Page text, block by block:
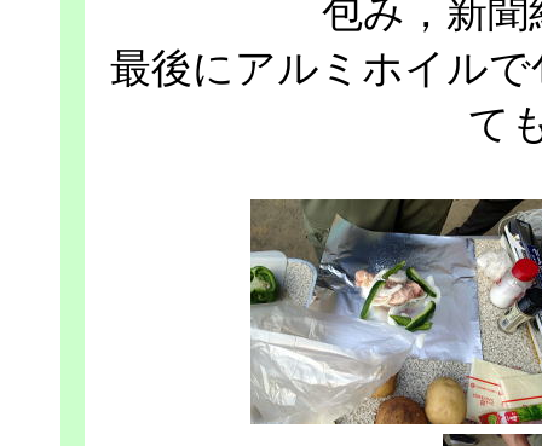
包み，新
最後にアルミホイル
て